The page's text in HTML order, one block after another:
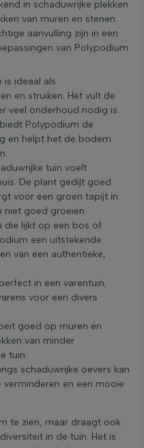
in schaduwrijke plekken
van muren en stenen.
aanvulling zijn in een
van Polypodium
is ideaal als
en struiken. Het vult de
veel onderhoud nodig is.
Polypodium de
en helpt het de bodem
tuin voelt
De plant gedijt goed
voor een groen tapijt in
niet goed groeien.
die lijkt op een bos of
een uitstekende
van een authentieke,
in een varentuin,
voor een divers
goed op muren en
van minder
tuin.
schaduwrijke oevers kan
en een mooie
te zien, maar draagt ook
in de tuin. Het is